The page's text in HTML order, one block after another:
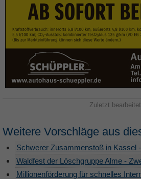
Zuletzt
Weitere Vorschläge aus
Schwerer Zusammenstoß in Kassel
Waldfest der Löschgruppe Alme -
Millionenförderung für schnelles